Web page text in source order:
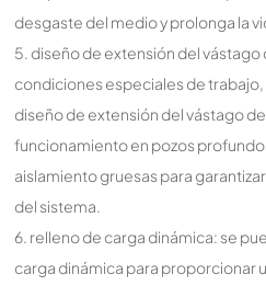
desgaste del medio y prolonga la
5. diseño de extensión del vástago
condiciones especiales de
diseño de extensión del vástago
funcionamiento en pozos
aislamiento gruesas para
del sistema.
6. relleno de carga dinámica: se
carga dinámica para proporcionar